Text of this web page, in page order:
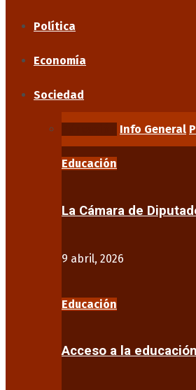
Política
Economía
Sociedad
Info General
Educación
La Cámara de
9 abril, 2026
Educación
Acceso a la